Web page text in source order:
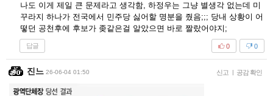
나도 이게 제일 큰 문제라고 생각함, 하정우는 그냥 별생각 없는데 미
꾸라지 하나가 전국에서 민주당 싫어할 명분을 줬음;;; 당내 상황이 어
떻던 공천후에 후보가 좆같은걸 알았으면 바로 짤랐어야지;
답글 0
0
진느 26-06-04 01:50 신고 공감 확인